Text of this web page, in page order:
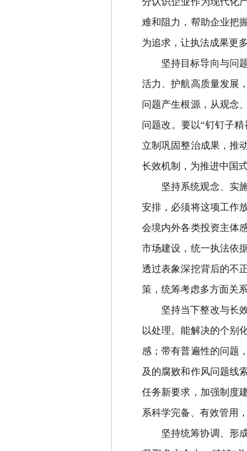
难和阻力，帮助企业把
为追求，让执法成果更
坚持目标导向与问
活力、护航高质量发展
问题产生根源，从观念
问题改。要以“钉钉子精
立制巩固整治成果，推
长效机制，为推进中国
坚持系统观念
实
安排，必须将这项工作
会境内外各类投资主体
市场建设，统一执法依
透过表象深挖背后的不
策，统筹考虑多方面关
坚持当下整改与长
以处理。能解决的个别
感；带有普遍性的问题
及的腐败和作风问题线
任务新要求，加强制度
系科学完备、有效管用
坚持统筹协调
形